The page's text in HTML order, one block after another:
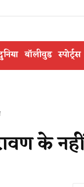
बॉलीवुड स्पोर्ट्स
के